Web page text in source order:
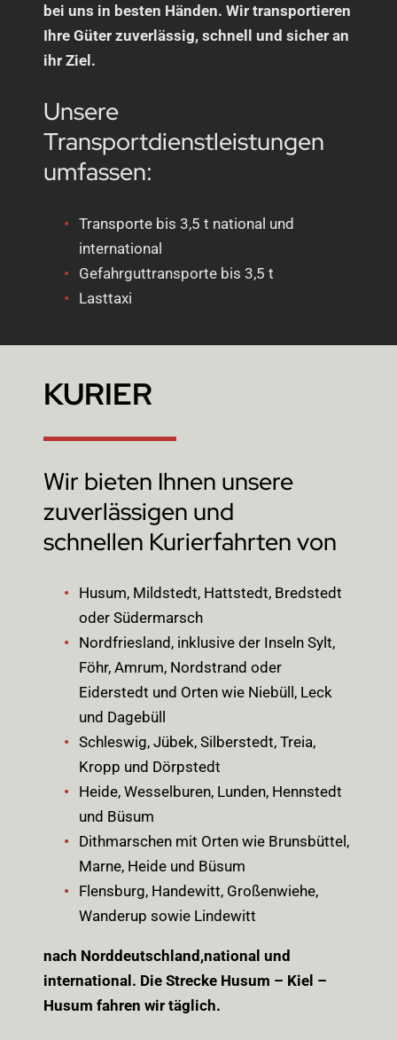
bei uns in besten Händen. Wir transportieren
Ihre Güter zuverlässig, schnell und sicher an
ihr Ziel.
Unsere
Transportdienstleistungen
umfassen:
Transporte bis 3,5 t national und
international
Gefahrguttransporte bis 3,5 t
Lasttaxi
KURIER
Wir bieten Ihnen unsere
zuverlässigen und
schnellen Kurierfahrten von
Husum, Mildstedt, Hattstedt, Bredstedt
oder Südermarsch
Nordfriesland, inklusive der Inseln Sylt,
Föhr, Amrum, Nordstrand oder
Eiderstedt und Orten wie Niebüll, Leck
und Dagebüll
Schleswig, Jübek, Silberstedt, Treia,
Kropp und Dörpstedt
Heide, Wesselburen, Lunden, Hennstedt
und Büsum
Dithmarschen mit Orten wie Brunsbüttel,
Marne, Heide und Büsum
Flensburg, Handewitt, Großenwiehe,
Wanderup sowie Lindewitt
nach Norddeutschland,national und
international. Die Strecke Husum – Kiel –
Husum fahren wir täglich.